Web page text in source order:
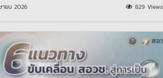
ายน 2026 829 Views